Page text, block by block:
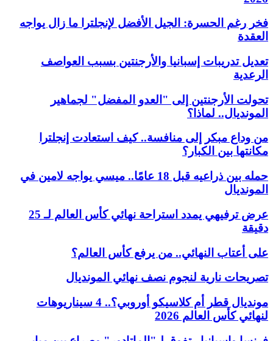
فخر رغم الحسرة: الجيل الأفضل لإنجلترا ما زال يواجه
العقدة
تعديل تدريبات إسبانيا والأرجنتين بسبب العواصف
الرعدية
تحولت الأرجنتين إلى "العدو المفضل" لجماهير
المونديال.. لماذا؟
من وداع مبكر إلى منافسة.. كيف استعادت إنجلترا
مكانتها بين الكبار؟
حمله بين ذراعيه قبل 18 عامًا.. ميسي يواجه لامين في
المونديال
عرض ترفيهي يمدد استراحة نهائي كأس العالم لـ 25
دقيقة
على أعتاب النهائي.. من يرفع كأس العالم؟
تصريحات نارية لنجوم نصف نهائي المونديال
مونديال قطر أم كلاسيكو أوروبي؟.. 4 سيناريوهات
لنهائي كأس العالم 2026